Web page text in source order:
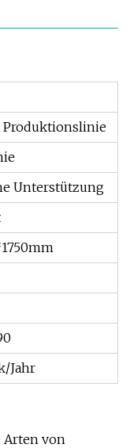
Produktionslinie
Unterstützung
Jahr
Arten von